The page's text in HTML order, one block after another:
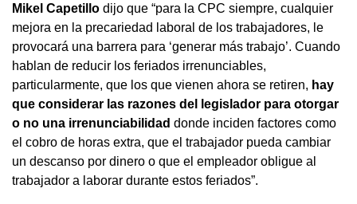
Mikel Capetillo dijo que “para la CPC siempre, cualquier
mejora en la precariedad laboral de los trabajadores, le
provocará una barrera para ‘generar más trabajo’. Cuando
hablan de reducir los feriados irrenunciables,
particularmente, que los que vienen ahora se retiren, hay
que considerar las razones del legislador para otorgar
o no una irrenunciabilidad donde inciden factores como
el cobro de horas extra, que el trabajador pueda cambiar
un descanso por dinero o que el empleador obligue al
trabajador a laborar durante estos feriados”.